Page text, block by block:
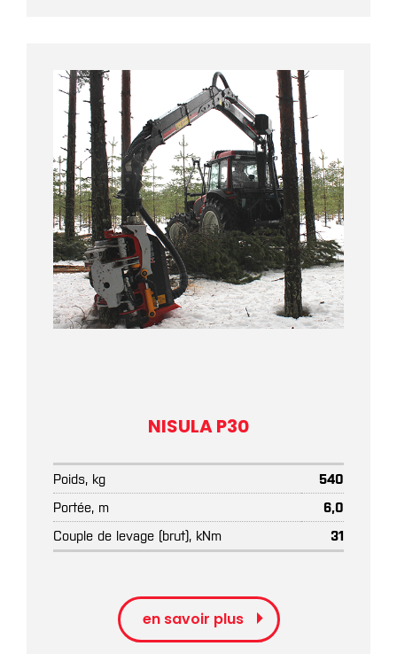
NISULA P30
Poids, kg
540
Portée, m
6,0
Couple de levage (brut), kNm
31
en savoir plus